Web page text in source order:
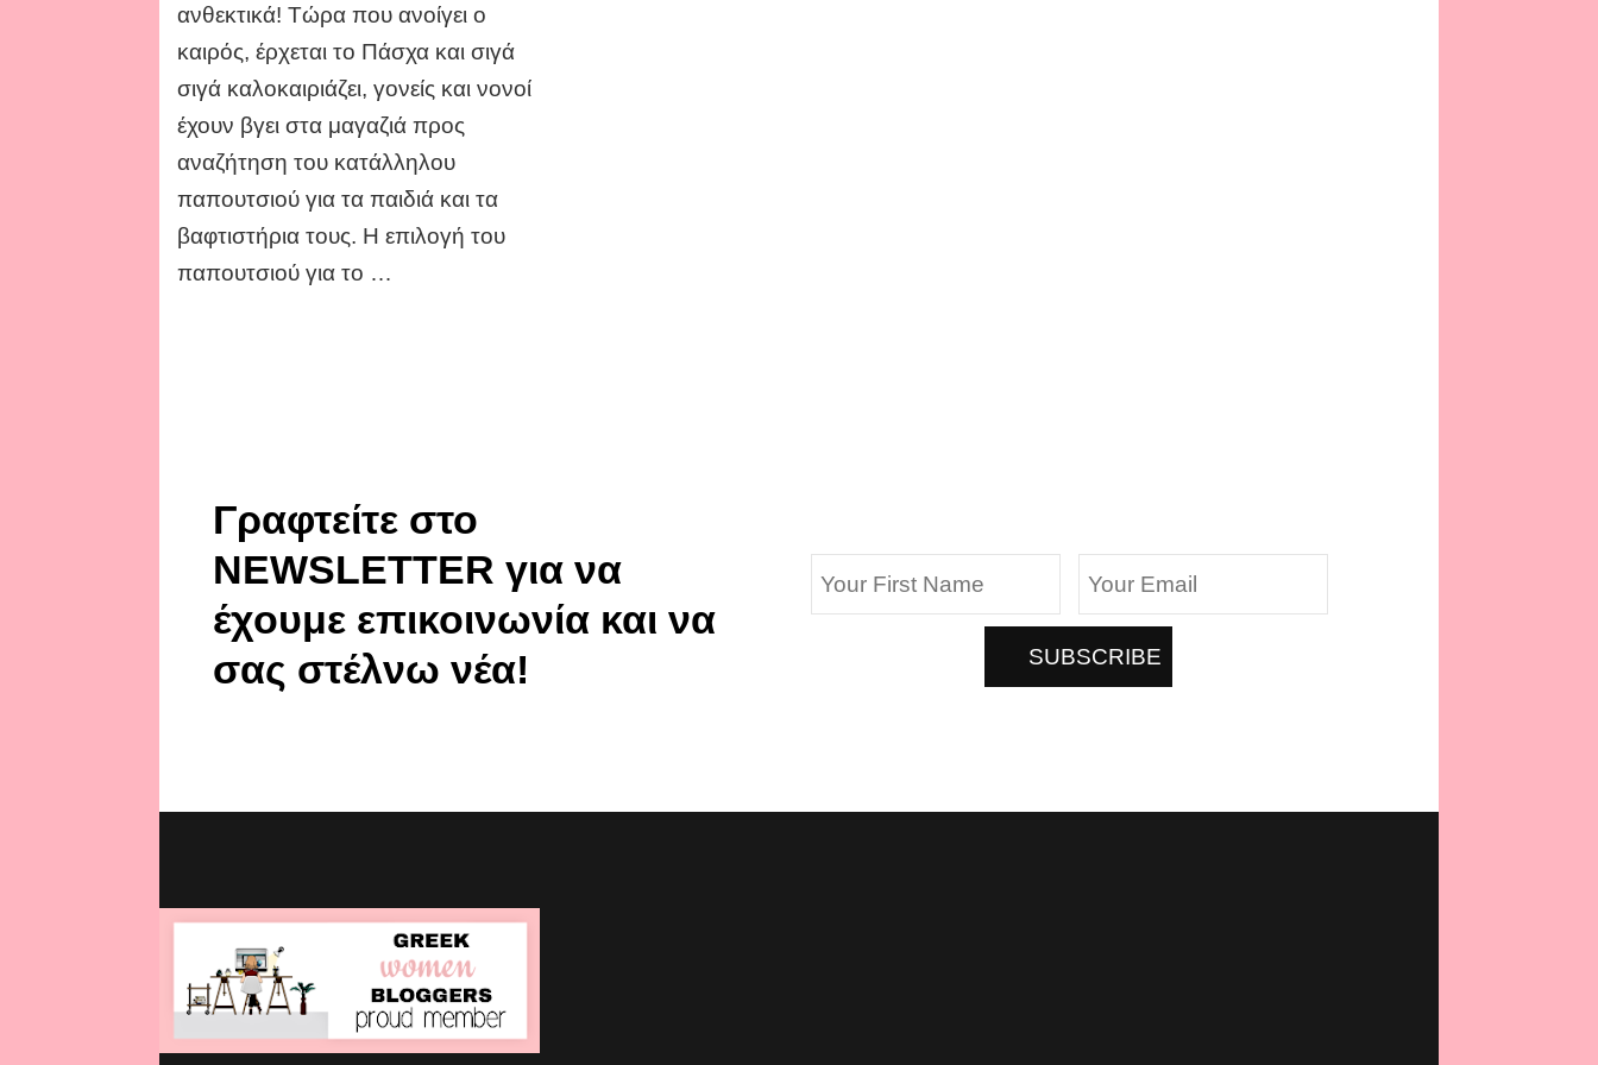
εμπιστευτείτε!
ανθεκτικά! Τώρα που ανοίγει ο
καιρός, έρχεται το Πάσχα και σιγά
σιγά καλοκαιριάζει, γονείς και νονοί
έχουν βγει στα μαγαζιά προς
αναζήτηση του κατάλληλου
παπουτσιού για τα παιδιά και τα
βαφτιστήρια τους. Η επιλογή του
παπουτσιού για το …
Γραφτείτε στο
NEWSLETTER για να
έχουμε επικοινωνία και να
σας στέλνω νέα!